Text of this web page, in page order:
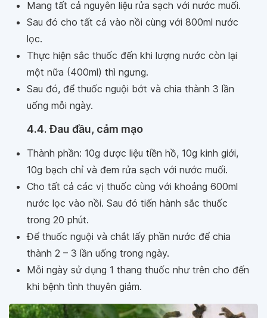
Mang tất cả nguyên liệu rửa sạch với nước muối.
Sau đó cho tất cả vào nồi cùng với 800ml nước
lọc.
Thực hiện sắc thuốc đến khi lượng nước còn lại
một nữa (400ml) thì ngưng.
Sau đó, để thuốc nguội bớt và chia thành 3 lần
uống mỗi ngày.
4.4. Đau đầu, cảm mạo
Thành phần: 10g dược liệu tiền hồ, 10g kinh giới,
10g bạch chỉ và đem rửa sạch với nước muối.
Cho tất cả các vị thuốc cùng với khoảng 600ml
nước lọc vào nồi. Sau đó tiến hành sắc thuốc
trong 20 phút.
Để thuốc nguội và chắt lấy phần nước để chia
thành 2 – 3 lần uống trong ngày.
Mỗi ngày sử dụng 1 thang thuốc như trên cho đến
khi bệnh tình thuyên giảm.